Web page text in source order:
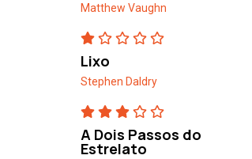
Matthew Vaughn
Lixo
Stephen Daldry
A Dois Passos do
Estrelato